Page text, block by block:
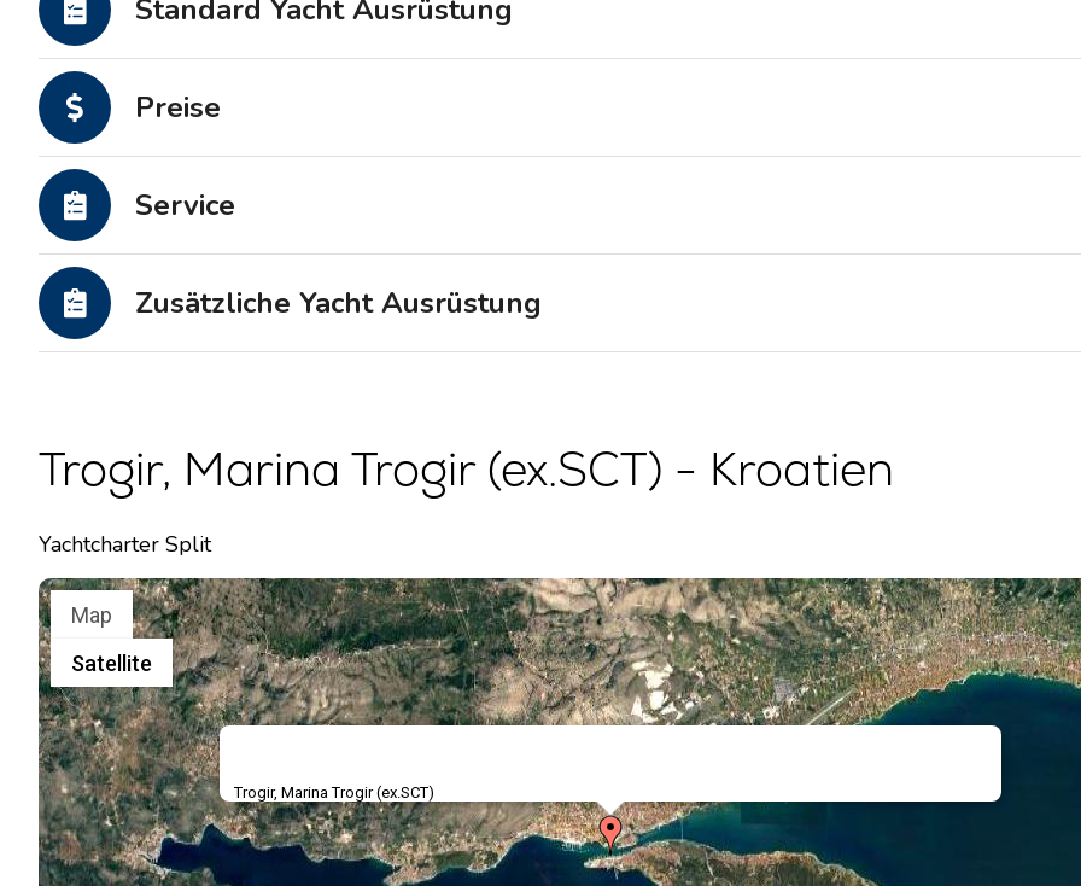
Standard Yacht Ausrüstung
Preise
Service
Zusätzliche Yacht Ausrüstung
Trogir, Marina Trogir (ex.SCT) - Kroatien
Yachtcharter Split
Trogir, Marina Trogir (ex.SCT)
Map
Satellite
Häufig gestellte Fragen
Katamarane
Motorkatamarane
Flotillen Yachtcharter
Charter
Rogoznica
Segelregion Kvarner